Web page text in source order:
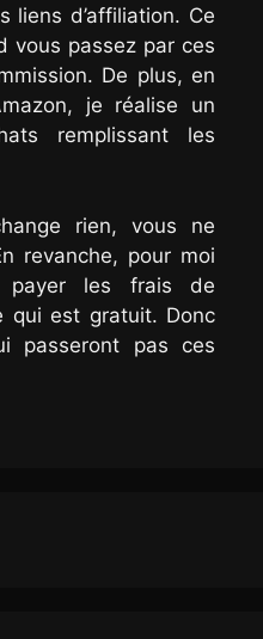
liens d’affiliation. Ce
vous passez par ces
De plus, en
je réalise un
remplissant les
rien, vous ne
revanche, pour moi
les frais de
qui est gratuit. Donc
passeront pas ces